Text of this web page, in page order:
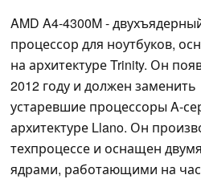
AMD A4-4300M -
процессор для ноутбуков,
на архитектуре Trinity. Он
2012 году и должен заменить
устаревшие процессоры A-
архитектуре Llano. Он
техпроцессе и оснащен
ядрами, работающими на